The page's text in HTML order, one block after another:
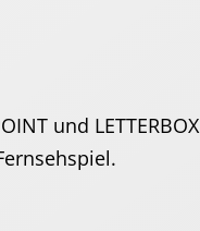
und LETTERBOX